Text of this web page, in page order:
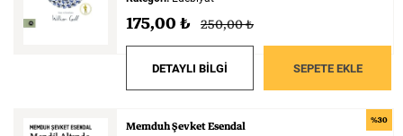
175,00 ₺ 250,00 ₺
DETAYLI BİLGİ SEPETE EKLE
%30
Memduh Şevket Esendal